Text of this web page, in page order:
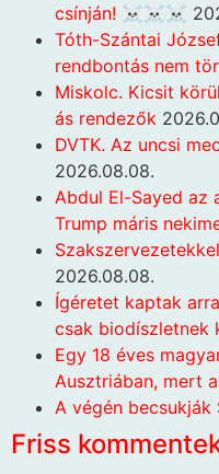
csínján! ☠️☠️☠️
Tóth-Szántai
rendbontás nem
Miskolc. Kicsit
ás rendezők
DVTK. Az uncsi
2026.08.08.
Abdul El-Sayed az
Trump máris
2026.08.08.
Ígéretet kaptak
csak biodíszletnek
Egy 18 éves
Ausztriában, mert
A végén becsukják
Friss